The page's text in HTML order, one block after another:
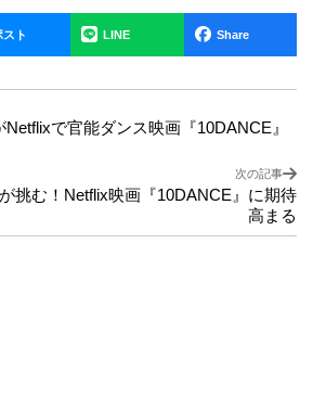
スト LINE Share
で官能ダンス映画『10DANCE』
次の記事
挑む！Netflix映画『10DANCE』に期待
高まる